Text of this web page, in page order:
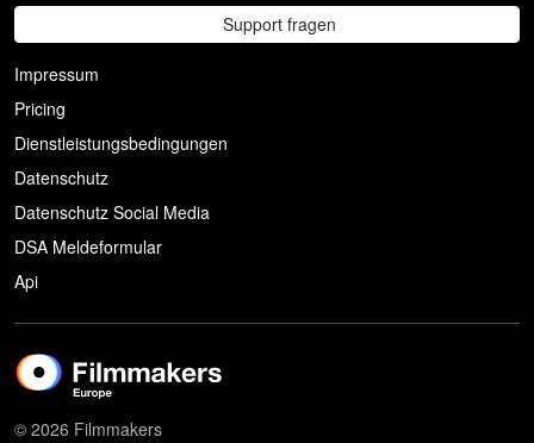
Support fragen
Impressum
Pricing
Dienstleistungsbedingungen
Datenschutz
Datenschutz Social Media
DSA Meldeformular
Api
© 2026 Filmmakers